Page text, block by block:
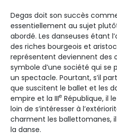
Degas doit son succès
essentiellement au sujet
abordé. Les danseuses étant
des riches bourgeois et
représentent deviennent des
symbole d’une société qui
un spectacle. Pourtant, s’il
que suscitent le ballet et les
empire et la IIIe République, il
loin de s’intéresser à
charment les ballettomanes,
la danse.